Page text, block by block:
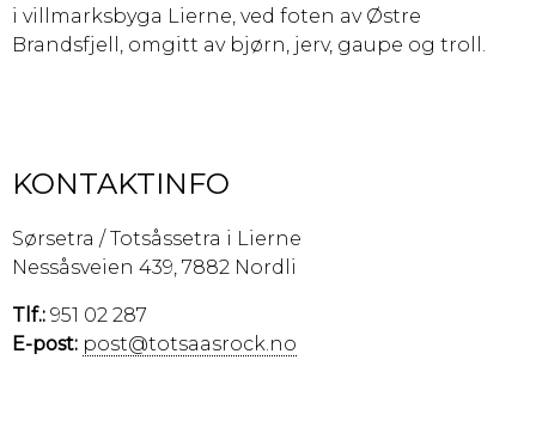
i villmarksbyga Lierne, ved foten av Østre
Brandsfjell, omgitt av bjørn, jerv, gaupe og troll.
KONTAKTINFO
Sørsetra / Totsåssetra i Lierne
Nessåsveien 439, 7882 Nordli
Tlf.: 951 02 287
E-post: post@totsaasrock.no